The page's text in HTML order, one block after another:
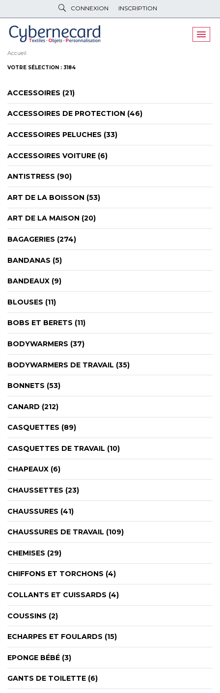
CONNEXION INSCRIPTION
VÊTEMENTSDE TRAVAIL
VÊTEMENTS
PARAPLUIES & BAGAGERIE
OBJETS& HIGH-TECH
PELUCHES & GOODIES
LINGE DEMAISON
NOUVEAUTÉS
ÉCORESPONSABLE
PROMOS
CYBERNECARD
ROADSHOWS, FORUM DES EXPERTS
CATALOGUES & TARIFS
MARQUES & CERTIFICATS
CONTACT
Accueil
VOTRE SÉLECTION : 3184
ACCESSOIRES (21)
ACCESSOIRES DE PROTECTION (46)
ACCESSOIRES PELUCHES (33)
ACCESSOIRES VOITURE (6)
ANTISTRESS (90)
ART DE LA BOISSON (53)
ART DE LA MAISON (20)
BAGAGERIES (274)
BANDANAS (5)
BANDEAUX (9)
BLOUSES (11)
BOBS ET BERETS (11)
BODYWARMERS (37)
BODYWARMERS DE TRAVAIL (35)
BONNETS (53)
CANARD (212)
CASQUETTES (89)
CASQUETTES DE TRAVAIL (10)
CHAPEAUX (6)
CHAUSSETTES (23)
CHAUSSURES (41)
CHAUSSURES DE TRAVAIL (109)
CHEMISES (29)
CHIFFONS ET TORCHONS (4)
COLLANTS ET CUISSARDS (4)
COUSSINS (2)
ECHARPES ET FOULARDS (15)
EPONGE BÉBÉ (3)
GANTS DE TOILETTE (6)